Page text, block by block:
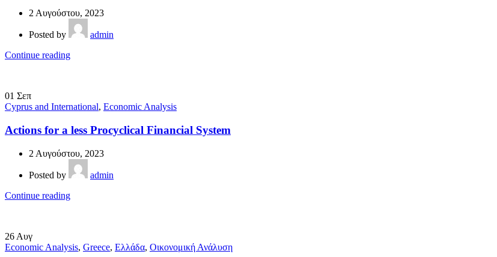
2 Αυγούστου, 2023
Posted by
admin
Continue reading
01 Σεπ
Cyprus and International, Economic Analysis
Actions for a less Procyclical Financial System
2 Αυγούστου, 2023
Posted by
admin
Continue reading
26 Αυγ
Economic Analysis, Greece, Ελλάδα, Οικονομική Ανάλυση